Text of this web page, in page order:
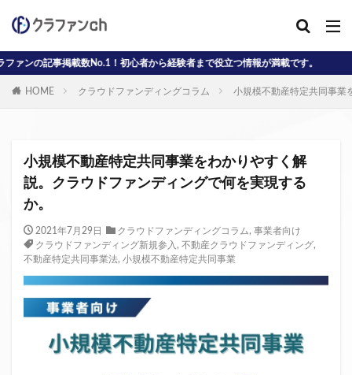
！初心者から経験者まで役立つ情報が満載です。
HOME クラウドファンディングコラム 小規模不動産特定共同事業
小規模不動産特定共同事業をわかりやすく解
説。クラウドファンディングで何を実現する
か。
2021年7月29日 クラウドファンディングコラム, 事業者向け
クラウドファンディング新規参入 , 不動産クラウドファンディング,
不動産特定共同事業法, 小規模不動産特定共同事業
カテゴリー
AD J-reit reit インタビュー動画
クラウドファンディングコラム
デジタル証券 ニュース 不動産ST
不動産クラウドファンディング・オブ・ザ・イヤー
不動産クラウドファンディング協会 不特法
事業者向け 元本割れ
クラウドファンディング事業